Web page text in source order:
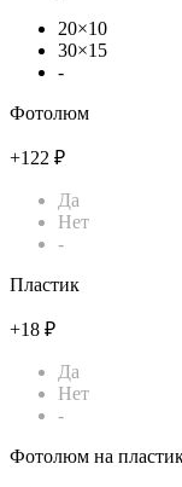
20×10
30×15
-
Фотолюм
+122 ₽
Да
Нет
-
Пластик
+18 ₽
Да
Нет
-
Фотолюм на